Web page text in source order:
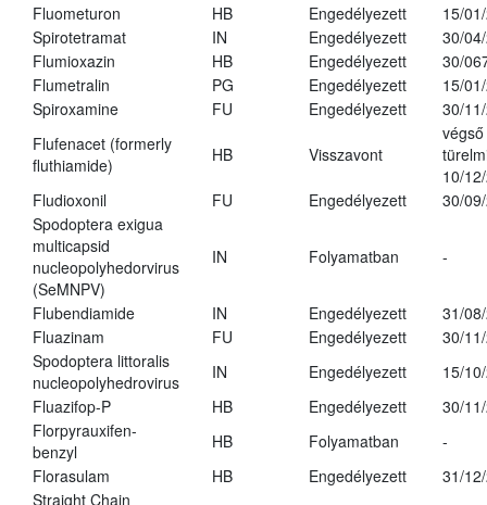
Fluometuron
HB Engedélyezett
15/
Spirotetramat
IN Engedélyezett
30/
Flumioxazin
HB Engedélyezett
30/
Flumetralin
PG Engedélyezett
15/
Spiroxamine
FU Engedélyezett
30/
Flufenacet (formerly
fluthiamide)
HB Visszavont
végső
10/
Fludioxonil
FU Engedélyezett
30/
Spodoptera exigua
multicapsid
nucleopolyhedorvirus
(SeMNPV)
IN Folyamatban -
Flubendiamide IN Engedélyezett
31/
Fluazinam
FU Engedélyezett
30/
Spodoptera littoralis
nucleopolyhedrovirus
IN Engedélyezett
15/
Fluazifop-P
HB Engedélyezett
30/
Florpyrauxifen-
benzyl
HB Folyamatban
-
Florasulam
HB Engedélyezett
31/
Straight Chain